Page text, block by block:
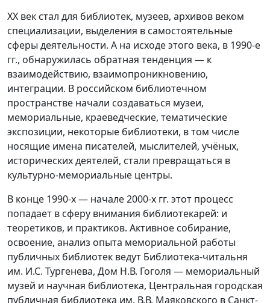
XX век стал для библиотек, музеев, архивов веком
специализации, выделения в самостоятельные
сферы деятельности. А на исходе этого века, в 1990-е
гг., обнаружилась обратная тенденция — к
взаимодействию, взаимопроникновению,
интеграции. В российском библиотечном
пространстве начали создаваться музеи,
мемориальные, краеведческие, тематические
экспозиции, некоторые библиотеки, в том числе
носящие имена писателей, мыслителей, учёных,
исторических деятелей, стали превращаться в
культурно-мемориальные центры.
В конце 1990-х — начале 2000-х гг. этот процесс
попадает в сферу внимания библиотекарей: и
теоретиков, и практиков. Активное собирание,
освоение, анализ опыта мемориальной работы
публичных библиотек ведут Библиотека-читальня
им. И.С. Тургенева, Дом Н.В. Гоголя — мемориальный
музей и научная библиотека, Центральная городская
публичная библиотека им. В.В. Маяковского в Санкт-